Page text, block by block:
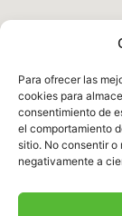
Para ofrecer las
cookies para
consentimiento de
el comportamiento
sitio. No consentir
negativamente a
Política de
© 2025